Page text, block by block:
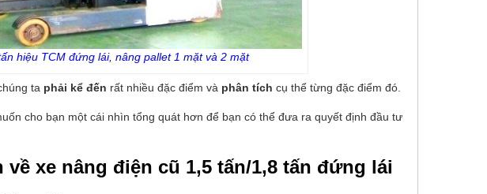
hiệu TCM đứng lái, nâng pallet 1 mặt và 2 mặt
ta phải kể đến rất nhiều đặc điểm và phân tích cụ thể từng đặc điểm đó.
cho bạn một cái nhìn tổng quát hơn để bạn có thể đưa ra quyết định đầu tư
xe nâng điện cũ 1,5 tấn/1,8 tấn đứng lái